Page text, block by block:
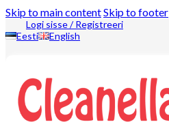
Skip to main contentSkip to footer
Logi sisse / Registreeri
Eesti
English